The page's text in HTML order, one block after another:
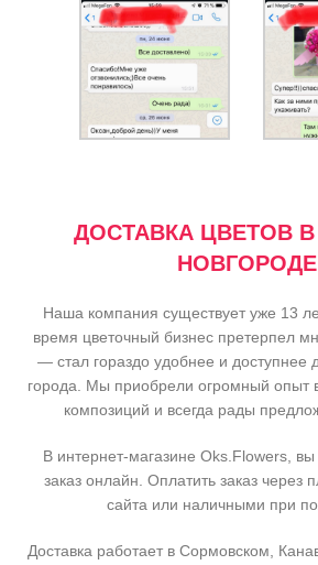
ДОСТАВКА ЦВЕТОВ
НОВГОРОДЕ
Наша компания существует уже 13
время цветочный бизнес претерпел
— стал гораздо удобнее и доступнее
города. Мы приобрели огромный опыт
композиций и всегда рады
В интернет-магазине Oks.Flowers,
заказ онлайн. Оплатить заказ через
сайта или наличными при
Доставка работает в Сормовском,